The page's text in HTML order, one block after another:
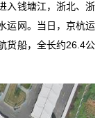
入钱塘江，浙北、浙
运网。当日，京杭运
货船，全长约26.4公